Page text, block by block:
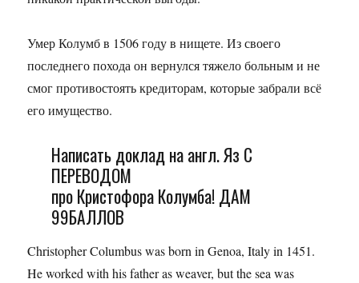
Умер Колумб в 1506 году в нищете. Из своего
последнего похода он вернулся тяжело больным и не
смог противостоять кредиторам, которые забрали всё
его имущество.
Написать доклад на англ. Яз С
ПЕРЕВОДОМ
про Кристофора Колумба! ДАМ
99БАЛЛОВ
Christopher Columbus was born in Genoa, Italy in 1451.
He worked with his father as weaver, but the sea was